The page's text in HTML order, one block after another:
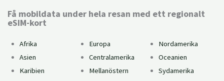
Få mobildata under hela resan med ett regionalt
eSIM-kort
Afrika
Asien
Karibien
Europa
Centralamerika
Mellanöstern
Nordamerika
Oceanien
Sydamerika